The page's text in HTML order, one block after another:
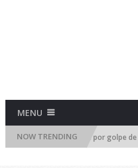
MENU
NOW TRENDING
de emergencia por golpe de estado